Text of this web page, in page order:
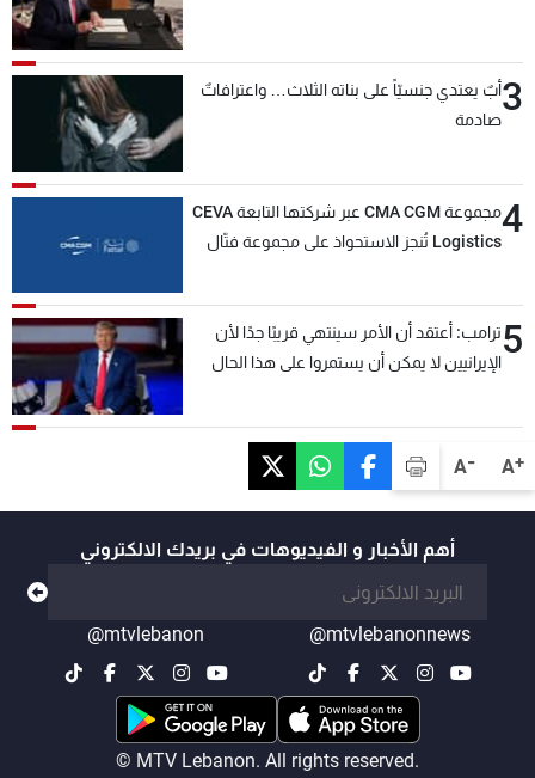
A+
A-
3أبٌ يعتدي جنسيّاً على بناته الثلاث… واعترافاتٌ
صادمة
4
مجموعة CMA CGM عبر شركتها التابعة CEVA
Logistics تُنجز الاستحواذ على مجموعة فتّال
5ترامب: أعتقد أن الأمر سينتهي قريبًا جدًا لأن
الإيرانيين لا يمكن أن يستمروا على هذا الحال
أهم الأخبار و الفيديوهات في بريدك الالكتروني
@mtvlebanonnews
@mtvlebanon
© MTV Lebanon. All rights reserved.